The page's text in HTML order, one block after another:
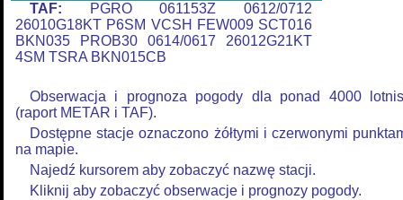
TAF: PGRO 061153Z 0612/0712
26010G18KT P6SM VCSH FEW009 SCT016
BKN035 PROB30 0614/0617 26012G21KT
4SM TSRA BKN015CB
Obserwacja i prognoza pogody dla ponad 4000
(raport METAR i TAF).
Dostępne stacje oznaczono żółtymi i czerwonymi
na mapie.
Najedź kursorem aby zobaczyć nazwę stacji.
Kliknij aby zobaczyć obserwacje i prognozy pogody.